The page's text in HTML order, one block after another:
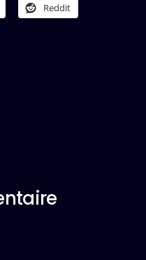
Reddit